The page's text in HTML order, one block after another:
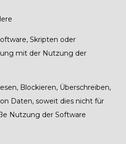
Skripten oder
mit der Nutzung der
Blockieren, Überschreiben,
Daten, soweit dies nicht für
Nutzung der Software